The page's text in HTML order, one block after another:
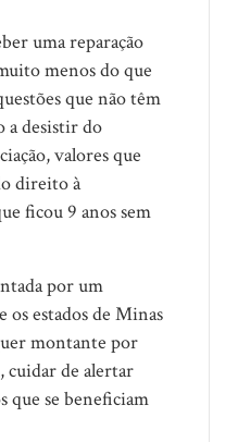
uma reparação
menos do que
que não têm
a desistir do
valores que
direito à
ficou 9 anos sem
por um
os estados de Minas
montante por
cuidar de alertar
que se beneficiam